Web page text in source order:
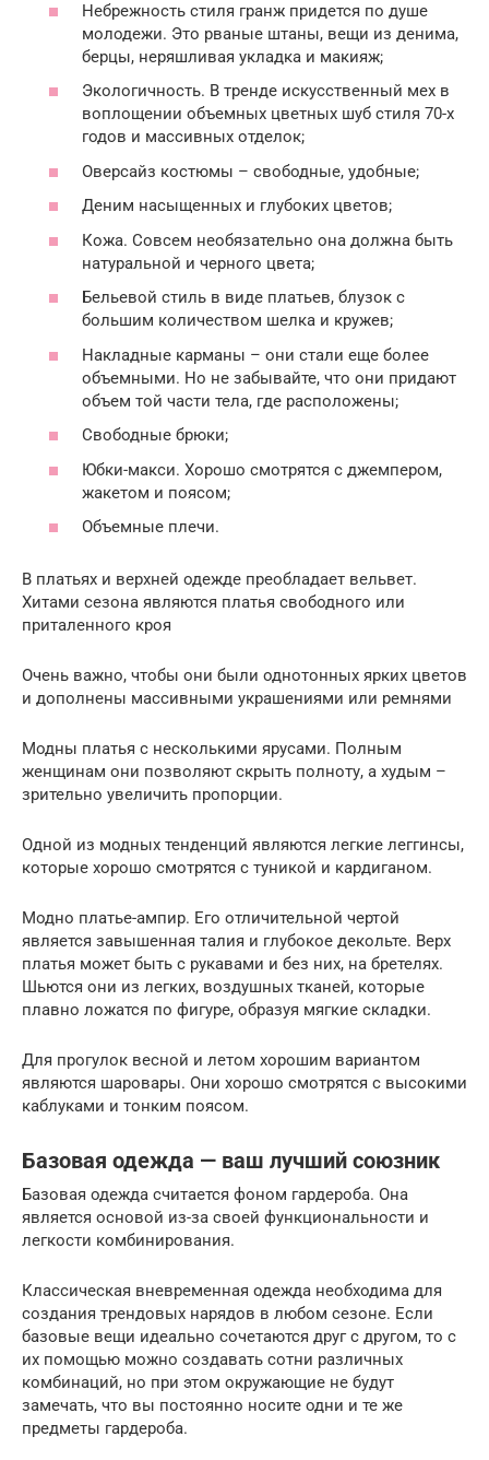
Небрежность стиля гранж придется по душе
молодежи. Это рваные штаны, вещи из денима,
берцы, неряшливая укладка и макияж;
Экологичность. В тренде искусственный мех в
воплощении объемных цветных шуб стиля 70-х
годов и массивных отделок;
Оверсайз костюмы – свободные, удобные;
Деним насыщенных и глубоких цветов;
Кожа. Совсем необязательно она должна быть
натуральной и черного цвета;
Бельевой стиль в виде платьев, блузок с
большим количеством шелка и кружев;
Накладные карманы – они стали еще более
объемными. Но не забывайте, что они придают
объем той части тела, где расположены;
Свободные брюки;
Юбки-макси. Хорошо смотрятся с джемпером,
жакетом и поясом;
Объемные плечи.
В платьях и верхней одежде преобладает вельвет.
Хитами сезона являются платья свободного или
приталенного кроя
Очень важно, чтобы они были однотонных ярких цветов
и дополнены массивными украшениями или ремнями
Модны платья с несколькими ярусами. Полным
женщинам они позволяют скрыть полноту, а худым –
зрительно увеличить пропорции.
Одной из модных тенденций являются легкие леггинсы,
которые хорошо смотрятся с туникой и кардиганом.
Модно платье-ампир. Его отличительной чертой
является завышенная талия и глубокое декольте. Верх
платья может быть с рукавами и без них, на бретелях.
Шьются они из легких, воздушных тканей, которые
плавно ложатся по фигуре, образуя мягкие складки.
Для прогулок весной и летом хорошим вариантом
являются шаровары. Они хорошо смотрятся с высокими
каблуками и тонким поясом.
Базовая одежда — ваш лучший союзник
Базовая одежда считается фоном гардероба. Она
является основой из-за своей функциональности и
легкости комбинирования.
Классическая вневременная одежда необходима для
создания трендовых нарядов в любом сезоне. Если
базовые вещи идеально сочетаются друг с другом, то с
их помощью можно создавать сотни различных
комбинаций, но при этом окружающие не будут
замечать, что вы постоянно носите одни и те же
предметы гардероба.